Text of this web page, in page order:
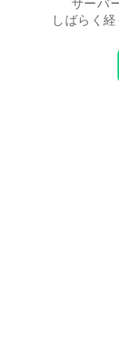
サーバ
しばらく